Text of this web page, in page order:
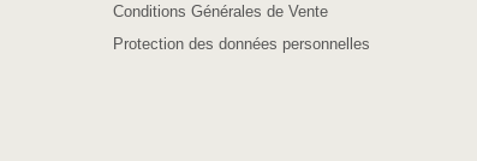
Conditions Générales de Vente
Protection des données personnelles